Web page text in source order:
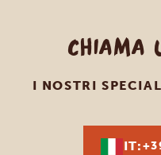
I NOSTRI
IT: